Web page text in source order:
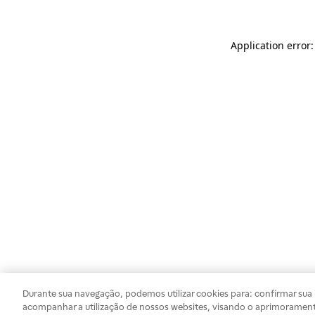
Application
Durante sua navegação, podemos utilizar cookies para: confirmar
acompanhar a utilização de nossos websites, visando o